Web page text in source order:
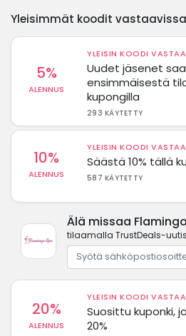
Yleisimmät koodit
5%
ALENNUS
YLEISIN KOODI
Uudet jäsenet
ensimmäisestä
kupongilla
293 KÄYTETTY
10%
ALENNUS
YLEISIN KOODI
Säästä 10% tällä
587 KÄYTETTY
Älä missaa
tilaamalla TrustDeals-
20%
ALENNUS
YLEISIN KOODI
Suosittu kuponki,
20%